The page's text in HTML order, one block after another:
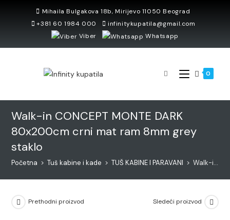
Mihaila Bulgakova 18b, Mirijevo 11050 Beograd
+381 60 1984 000
infinitykupatila@gmail.com
Viber
Whatsapp
0
Walk-in CONCEPT MONTE DARK
80x200cm crni mat ram 8mm grey
staklo
Početna > Tuš kabine i kade > TUŠ KABINE I PARAVANI > Walk-in CONCEPT MONTE DARK 80x200cm crni mat ram 8mm grey staklo
Prethodni proizvod Sledeći proizvod